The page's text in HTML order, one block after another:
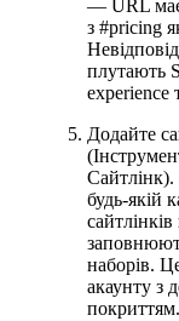
— URL має
з #pricing
плутають
experience
Додайте
Сайтлінк).
будь-якій
наборів.
акаунту з
покриттям.